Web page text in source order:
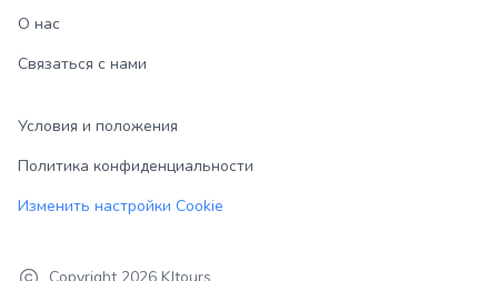
О нас
Связаться с нами
Условия и положения
Политика конфиденциальности
Изменить настройки Cookie